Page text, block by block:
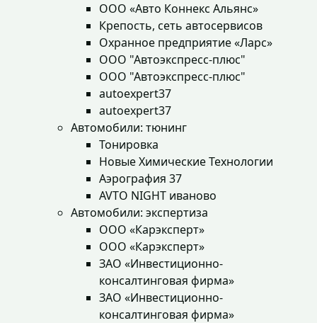
ООО «Авто Коннекс Альянс»
Крепость, сеть автосервисов
Охранное предприятие «Ларс»
ООО "Автоэкспресс-плюс"
ООО "Автоэкспресс-плюс"
autoexpert37
autoexpert37
Автомобили: тюнинг
Тонировка
Новые Химические Технологии
Аэрография 37
AVTO NIGHT иваново
Автомобили: экспертиза
ООО «Карэксперт»
ООО «Карэксперт»
ЗАО «Инвестиционно-
консалтинговая фирма»
ЗАО «Инвестиционно-
консалтинговая фирма»